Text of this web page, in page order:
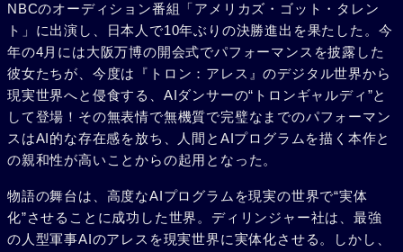
NBCのオーディション番組「アメリカズ・ゴット・タレン
ト」に出演し、日本人で10年ぶりの決勝進出を果たした。今
年の4月には大阪万博の開会式でパフォーマンスを披露した
彼女たちが、今度は『トロン：アレス』のデジタル世界から
現実世界へと侵食する、AIダンサーの“トロンギャルディ”と
して登場！その無表情で無機質で完璧なまでのパフォーマン
スはAI的な存在感を放ち、人間とAIプログラムを描く本作と
の親和性が高いことからの起用となった。
物語の舞台は、高度なAIプログラムを現実の世界で“実体
化”させることに成功した世界。ディリンジャー社は、最強
の人型軍事AIのアレスを現実世界に実体化させる。しかし、